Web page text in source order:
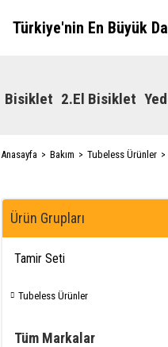
Türkiye'nin En Büyük
Bisiklet 2.El Bisiklet
Anasayfa Bakım Tubeless Ürünler
Ürün Grupları
Tamir Seti
Tubeless Ürünler
Tüm Markalar